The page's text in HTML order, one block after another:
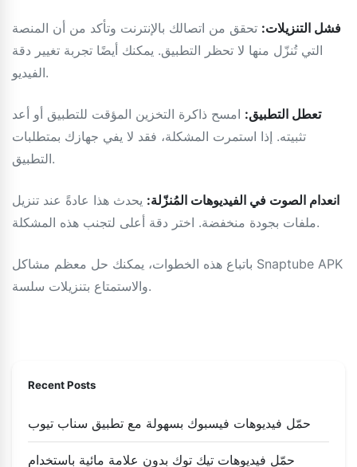
فشل التنزيلات: تحقق من اتصالك بالإنترنت وتأكد من أن المنصة
التي تُنزّل منها لا تحظر التطبيق. يمكنك أيضًا تجربة تغيير دقة
الفيديو.
تعطل التطبيق: امسح ذاكرة التخزين المؤقت للتطبيق أو أعد
تثبيته. إذا استمرت المشكلة، فقد لا يفي جهازك بمتطلبات
التطبيق.
انعدام الصوت في الفيديوهات المُنزّلة: يحدث هذا عادةً عند تنزيل
ملفات بجودة منخفضة. اختر دقة أعلى لتجنب هذه المشكلة.
باتباع هذه الخطوات، يمكنك حل معظم مشاكل Snaptube APK
والاستمتاع بتنزيلات سلسة.
Recent Posts
حمّل فيديوهات فيسبوك بسهولة مع تطبيق سناب تيوب
حمّل فيديوهات تيك توك بدون علامة مائية باستخدام